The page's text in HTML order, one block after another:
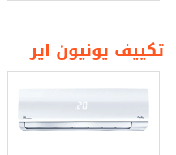
تكييف يونيون اير